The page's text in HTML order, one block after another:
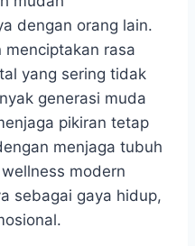
dengan orang lain.
rasa
yang sering tidak
generasi muda
pikiran tetap
menjaga tubuh
modern
sebagai gaya hidup,